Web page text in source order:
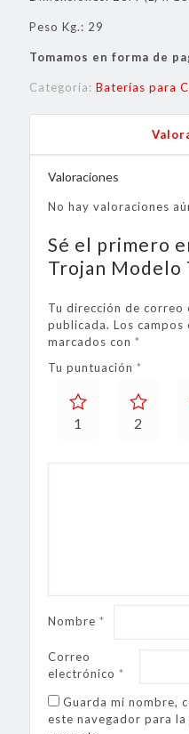
Peso Kg.: 29
Tomamos en forma de
Categoría: Baterías para
Valoraciones
No hay valoraciones
Sé el primero
Trojan Modelo
Tu dirección de correo
publicada. Los
marcados con *
Tu puntuación *
1 2
Nombre *
Correo
electrónico *
Guarda mi nombre,
este navegador para